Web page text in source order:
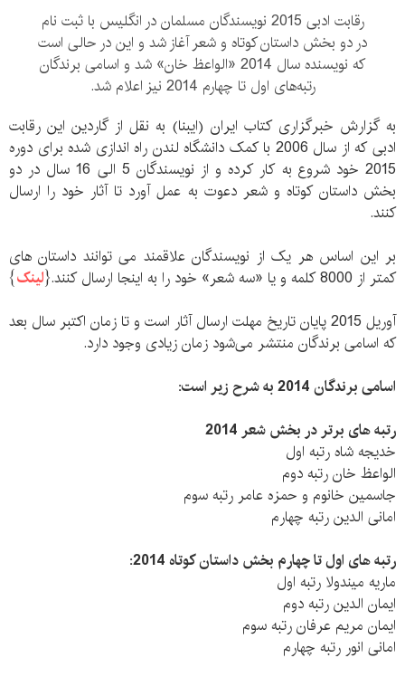
رقابت ادبی 2015 نویسندگان مسلمان در انگلیس با ثبت نام
در دو بخش داستان کوتاه و شعر آغاز شد و این در حالی است
که نویسنده سال 2014 «الواعظ خان» شد و اسامی برندگان
رتبه‌های اول تا چهارم 2014 نیز اعلام شد.
به گزارش خبرگزاری کتاب ایران (ایبنا) به نقل از گاردین این رقابت
ادبی که از سال 2006 با کمک دانشگاه لندن راه اندازی شده برای دوره
2015 خود شروع به کار کرده و از نویسندگان 5 الی 16 سال در دو
بخش داستان کوتاه و شعر دعوت به عمل آورد تا آثار خود را ارسال
کنند.
بر این اساس هر یک از نویسندگان علاقمند می توانند داستان های
کمتر از 8000 کلمه و یا «سه شعر» خود را به اینجا ارسال کنند.{
لینک}
آوریل 2015 پایان تاریخ مهلت ارسال آثار است و تا زمان اکتبر سال بعد
که اسامی برندگان منتشر می‌شود زمان زیادی وجود دارد.
اسامی برندگان 2014 به شرح زیر است:
رتبه های برتر در بخش شعر 2014
خدیجه شاه رتبه اول
الواعظ خان رتبه دوم
جاسمین خانوم و حمزه عامر رتبه سوم
امانی الدین رتبه چهارم
رتبه های اول تا چهارم بخش داستان کوتاه 2014:
ماریه میندولا رتبه اول
ایمان الدین رتبه دوم
ایمان مریم عرفان رتبه سوم
امانی انور رتبه چهارم